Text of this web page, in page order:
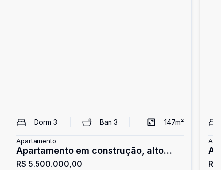
Dorm 3 Ban3 147m²
Apartamento
Apartamento em construção, alto
padrão, 3 suítes, à venda na Riviera
R$ 5.500.000,00